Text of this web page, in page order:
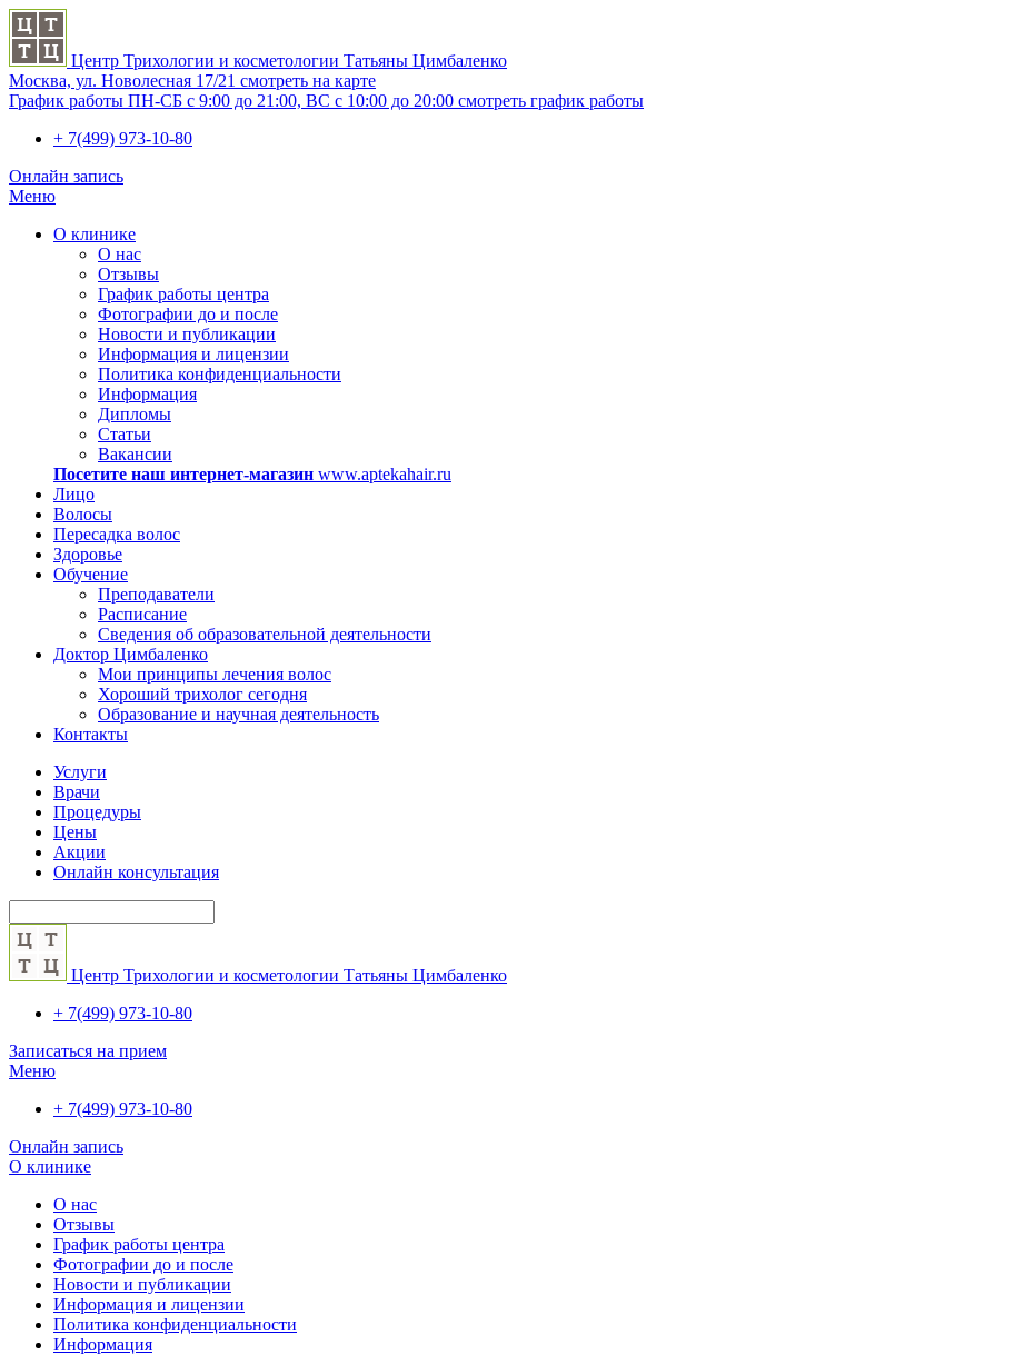
Центр Трихологии и косметологии Татьяны Цимбаленко
Москва, ул. Новолесная 17/21 смотреть на карте
График работы ПН-СБ с 9:00 до 21:00, ВС с 10:00 до 20:00 смотреть график работы
+ 7(499) 973-10-80
Онлайн запись
Меню
О клинике
О нас
Отзывы
График работы центра
Фотографии до и после
Новости и публикации
Информация и лицензии
Политика конфиденциальности
Информация
Дипломы
Статьи
Вакансии
Посетите наш интернет-магазин www.aptekahair.ru
Лицо
Волосы
Пересадка волос
Здоровье
Обучение
Преподаватели
Расписание
Сведения об образовательной деятельности
Доктор Цимбаленко
Мои принципы лечения волос
Хороший трихолог сегодня
Образование и научная деятельность
Контакты
Услуги
Врачи
Процедуры
Цены
Акции
Онлайн консультация
Центр Трихологии и косметологии Татьяны Цимбаленко
+ 7(499) 973-10-80
Записаться на прием
Меню
+ 7(499) 973-10-80
Онлайн запись
О клинике
О нас
Отзывы
График работы центра
Фотографии до и после
Новости и публикации
Информация и лицензии
Политика конфиденциальности
Информация